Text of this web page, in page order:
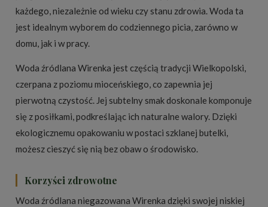
każdego, niezależnie od wieku czy stanu zdrowia. Woda ta
jest idealnym wyborem do codziennego picia, zarówno w
domu, jak i w pracy.
Woda źródlana Wirenka jest częścią tradycji Wielkopolski,
czerpana z poziomu mioceńskiego, co zapewnia jej
pierwotną czystość. Jej subtelny smak doskonale komponuje
się z posiłkami, podkreślając ich naturalne walory. Dzięki
ekologicznemu opakowaniu w postaci szklanej butelki,
możesz cieszyć się nią bez obaw o środowisko.
Korzyści zdrowotne
Woda źródlana niegazowana Wirenka dzięki swojej niskiej